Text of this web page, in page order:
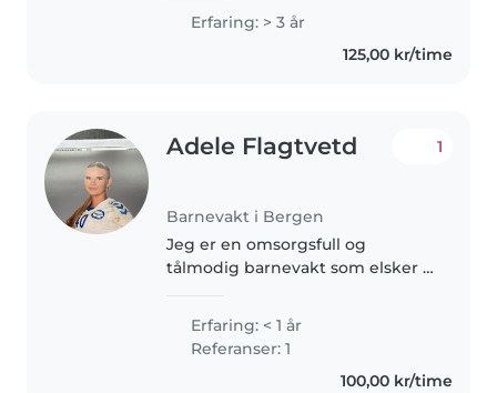
snakker flytende engelsk og
norsk, og er komfortabel med
kjæledyr, matlaging og
Erfaring: > 3 år
125,00 kr/time
Adele Flagtvetd
Barnevakt i Bergen
1
Jeg er en omsorgsfull og
tålmodig barnevakt som elsker å
med å ta vare på barn i alderen 1-
6 år og er komfortabel med å
hjelpe med leksehjelp,
Erfaring: < 1 år
Referanser: 1
100,00 kr/time